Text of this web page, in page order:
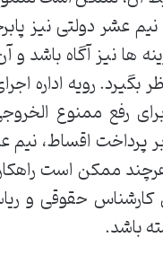
عشر دولتی نیز
ها نیز آگاه باشد و
بگیرد. رویه اداره
رفع ممنوع
پرداخت اقساط، نیم
ممکن است
کارشناس حقوقی و
باشد.